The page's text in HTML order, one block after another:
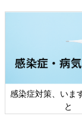
ときの」赤ちゃん・